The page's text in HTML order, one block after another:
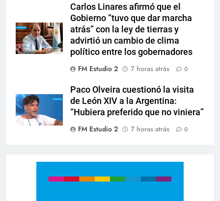
Carlos Linares afirmó que el
Gobierno “tuvo que dar marcha
atrás” con la ley de tierras y
advirtió un cambio de clima
político entre los gobernadores
FM Estudio 2
7 horas atrás 0
Paco Olveira cuestionó la visita
de León XIV a la Argentina:
“Hubiera preferido que no viniera”
FM Estudio 2
7 horas atrás 0